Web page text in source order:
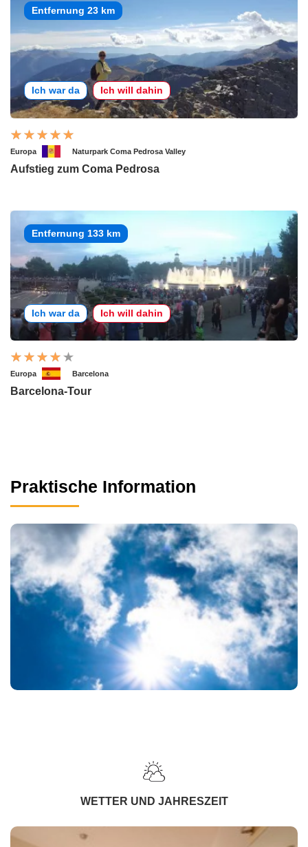
Entfernung 23 km
Ich war da Ich will dahin
Europa Naturpark Coma Pedrosa Valley
Aufstieg zum Coma Pedrosa
Entfernung 133 km
Ich war da Ich will dahin
Europa Barcelona
Barcelona-Tour
Praktische Information
WETTER UND JAHRESZEIT